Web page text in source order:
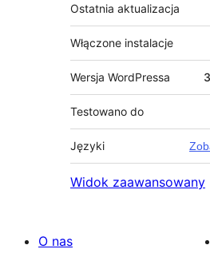
Ostatnia aktualizacja
Włączone instalacje
Wersja WordPressa
Testowano do
Języki
Widok zaawansowany
O nas